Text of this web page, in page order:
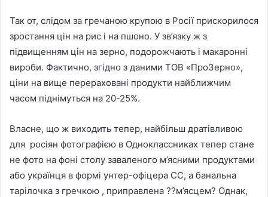
Так от, слідом за гречаною крупою в Росії прискорилося
зростання цін на рис і на пшоно. У зв’язку ж з
підвищенням цін на зерно, подорожчають і макаронні
вироби. Фактично, згідно з даними ТОВ «ПроЗерно»,
ціни на вище перераховані продукти найближчим
часом піднімуться на 20-25%.
Власне, що ж виходить тепер, найбільш дратівливою
для росіян фотографією в Одноклассниках тепер стане
не фото на фоні столу заваленого м’ясними продуктами
або українця в формі унтер-офіцера СС, а банальна
тарілочка з гречкою , приправлена ??м’ясцем? Однак,